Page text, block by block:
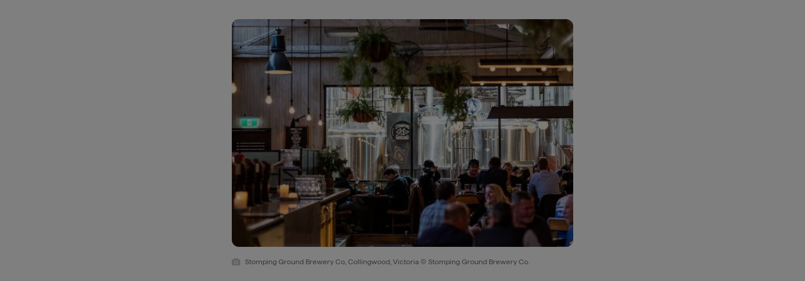
Stomping Ground Brewery Co, Collingwood, Victoria © Stomping Ground Brewery Co.